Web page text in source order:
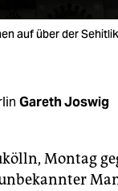
auf über der
Gareth Joswig
Montag